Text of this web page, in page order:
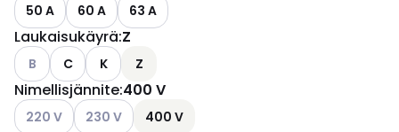
50 A
60 A 63 A
Laukaisukäyrä:Z
Katso käytettävissä olevat vaihtoehdot
B C K Z
Nimellisjännite:400 V
Katso käytettävissä olevat vaihtoehdot
220 V Katso käytettävissä olevat vaihtoehdot
230 V 400 V